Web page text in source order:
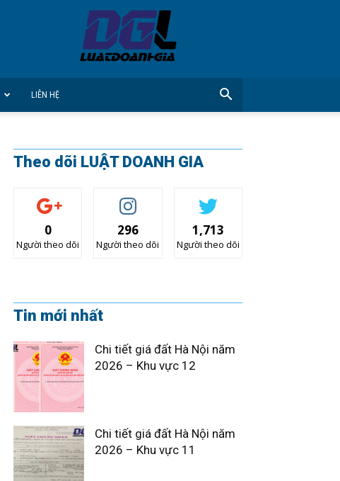
LIÊN HỆ
Theo dõi LUẬT DOANH GIA
0
Người theo dõi
296
Người theo dõi
1,713
Người theo dõi
Tin mới nhất
Chi tiết giá đất Hà Nội năm
2026 – Khu vực 12
Chi tiết giá đất Hà Nội năm
2026 – Khu vực 11